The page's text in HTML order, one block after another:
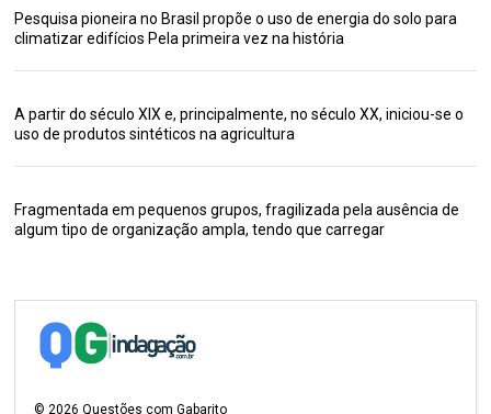
Pesquisa pioneira no Brasil propõe o uso de energia do solo para
climatizar edifícios Pela primeira vez na história
A partir do século XIX e, principalmente, no século XX, iniciou-se o
uso de produtos sintéticos na agricultura
Fragmentada em pequenos grupos, fragilizada pela ausência de
algum tipo de organização ampla, tendo que carregar
© 2026 Questões com Gabarito